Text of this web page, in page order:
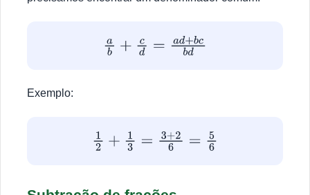
ab +c d= ad+bcbd
Exemplo:
12 +1 3= 3+ 26=5 6